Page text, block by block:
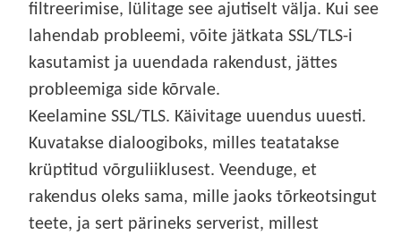
filtreerimise, lülitage see ajutiselt välja. Kui see
lahendab probleemi, võite jätkata SSL/TLS-i
kasutamist ja uuendada rakendust, jättes
probleemiga side kõrvale.
Keelamine SSL/TLS. Käivitage uuendus uuesti.
Kuvatakse dialoogiboks, milles teatatakse
krüptitud võrguliiklusest. Veenduge, et
rakendus oleks sama, mille jaoks tõrkeotsingut
teete, ja sert pärineks serverist, millest